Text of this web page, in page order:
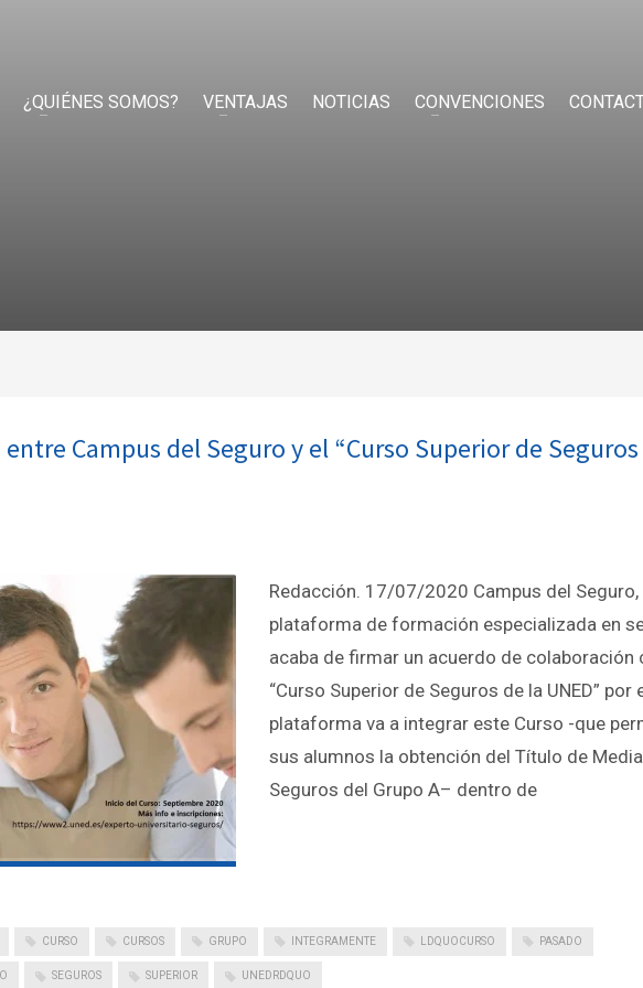
¿QUIÉNES SOMOS? VENTAJAS NOTICIAS CONVENCIONES
Campus del Seguro y el “Curso Superior de
Redacción. 17/07/2020 Campus del Seguro,
plataforma de formación especializada en
acaba de firmar un acuerdo de colaboración
“Curso Superior de Seguros de la UNED” por
plataforma va a integrar este Curso -que
sus alumnos la obtención del Título de
Seguros del Grupo A– dentro de
CURSO CURSOS GRUPO INTEGRAMENTE LDQUOCURSO PASADO
SEGUROS SUPERIOR UNEDRDQUO